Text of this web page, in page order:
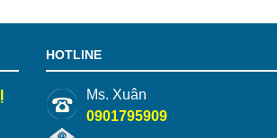
HOTLINE
Ms. Xuân
0901795909